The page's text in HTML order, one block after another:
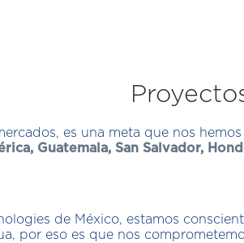
es una meta que nos
Guatemala, San Salvador,
de México, estamos
por eso es que nos